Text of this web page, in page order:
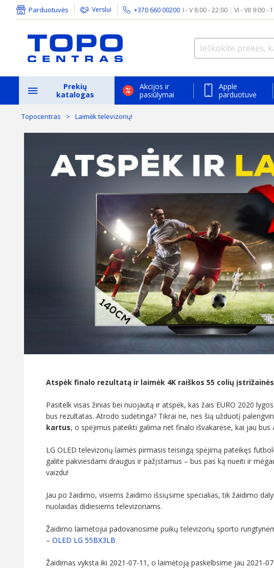
Parduotuvės Verslui +370 660 00200 I - V 8:00 - 22:00 | VI - VII 9:00 -
Prekių
katalogas
Akcijos ir
pasiūlymai
Apple
parduotuvė
Topocentras Laimėk televizorių!
Atspėk finalo rezultatą ir laimėk 4K raiškos 55 colių įstrižainės
Pasitelk visas žinias bei nuojautą ir atspėk, kas žais EURO 2020
bus rezultatas. Atrodo sudėtinga? Tikrai ne, nes šią užduotį
kartus, o spėjimus pateikti galima net finalo išvakarėse, kai jau bus
LG OLED televizorių laimės pirmasis teisingą spėjimą pateikęs
galite pakviesdami draugus ir pažįstamus – bus pas ką nueiti ir
vaizdu!
Jau po žaidimo, visiems žaidimo išsiųsime specialias, tik žaidimo
nuolaidas didiesiems televizoriams.
Žaidimo laimėtojui padovanosime puikų televizorių sporto
–OLED LG 55BX3LB
Žaidimas vyksta iki 2021-07-11, o laimėtoją paskelbsime jau 2021-